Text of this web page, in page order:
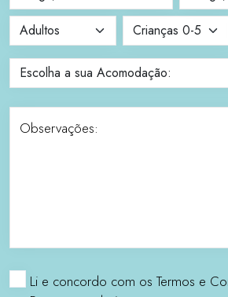
Observações:
Li e concordo com os Termos e